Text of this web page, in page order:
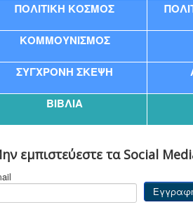
ΠΟΛΙΤΙΚΗ ΚΟΣΜΟΣ
ΚΟΜΜΟΥΝΙΣΜΟΣ
ΣΥΓΧΡΟΝΗ ΣΚΕΨΗ
ΒΙΒΛΙΑ
εμπιστεύεστε τα Social